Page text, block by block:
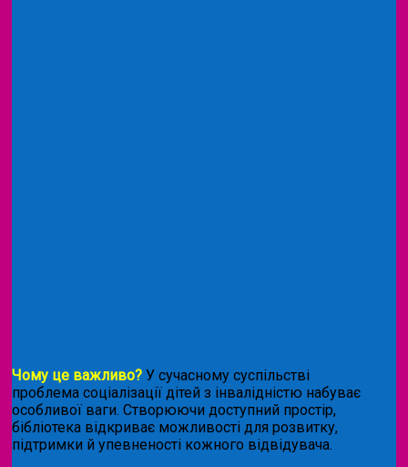
Чому це важливо? У сучасному суспільстві
проблема соціалізації дітей з інвалідністю набуває
особливої ваги. Створюючи доступний простір,
бібліотека відкриває можливості для розвитку,
підтримки й упевненості кожного відвідувача.